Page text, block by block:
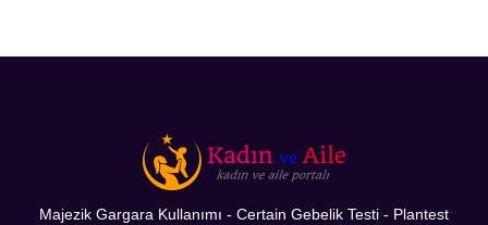
Majezik Gargara Kullanımı - Certain Gebelik Testi - Plantest